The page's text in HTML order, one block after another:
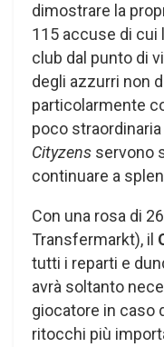
dimostrare la
115 accuse di cui
club dal punto di
degli azzurri non
particolarmente
poco
Cityzens servono
continuare a
Con una rosa di
Transfermarkt), il
tutti i reparti e
avrà soltanto
giocatore in caso
ritocchi più